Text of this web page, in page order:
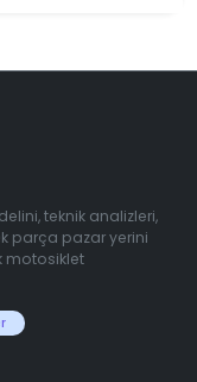
teknik analizleri,
parça pazar yerini
motosiklet